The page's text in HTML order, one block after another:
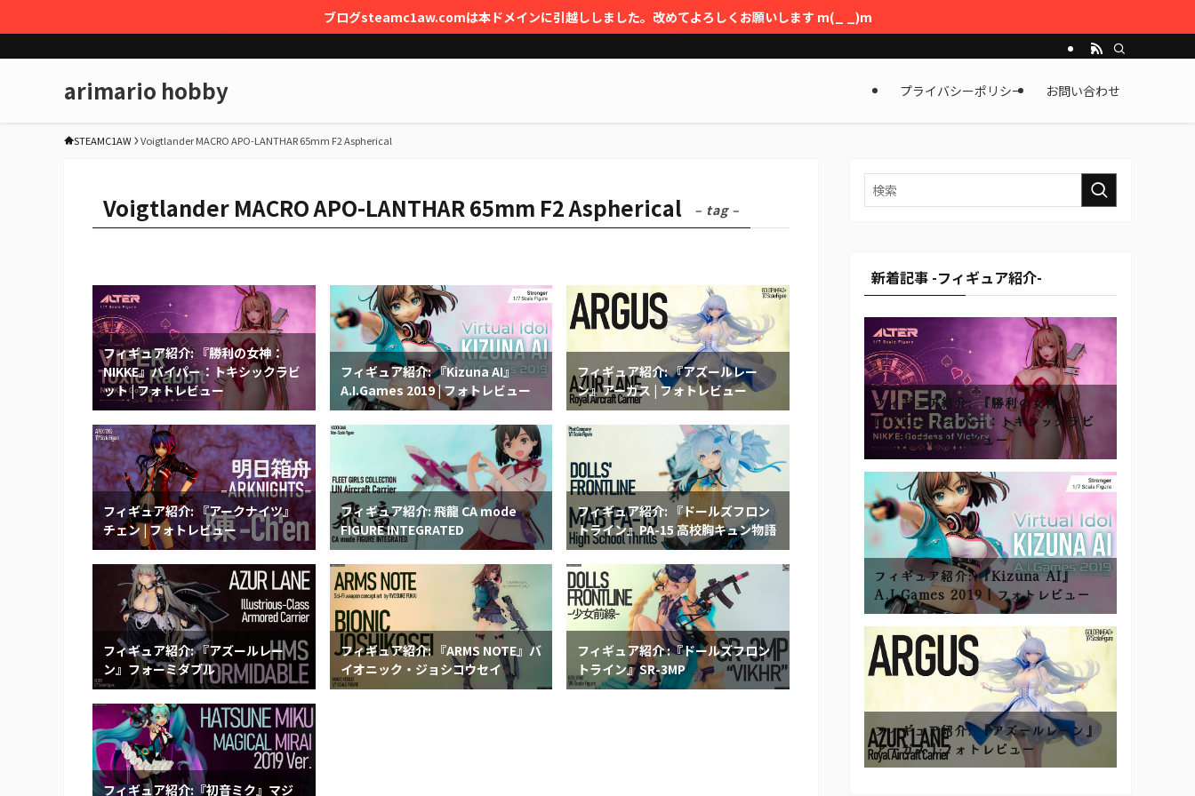
ブログsteamc1aw.comは本ドメインに引越ししました。改めてよろしくお願いします m(_ _)m
arimario hobby プライバシーポリシー お問い合わせ
STEAMC1AW Voigtlander MACRO APO-LANTHAR 65mm F2 Aspherical
Voigtlander MACRO APO-LANTHAR 65mm F2 Aspherical – tag –
フィギュア紹介: 『勝利の女神：
NIKKE』バイパー：トキシックラビ
ット | フォトレビュー
フィギュア紹介: 『Kizuna AI』
A.I.Games 2019 | フォトレビュー
フィギュア紹介: 『アズールレー
ン』アーガス | フォトレビュー
フィギュア紹介: 『アークナイツ』
チェン | フォトレビュー
フィギュア紹介: 飛龍 CA mode
FIGURE INTEGRATED
フィギュア紹介: 『ドールズフロン
トライン』PA-15 高校胸キュン物語
フィギュア紹介: 『アズールレー
ン』フォーミダブル
フィギュア紹介: 『ARMS NOTE』バ
イオニック・ジョシコウセイ
フィギュア紹介 :『ドールズフロン
トライン』SR-3MP
フィギュア紹介:『初音ミク』マジ
新着記事 -フィギュア紹介-
フィギュア紹介: 『勝利の女神：
NIKKE』バイパー：トキシックラビ
ット | フォトレビュー
フィギュア紹介: 『Kizuna AI』
A.I.Games 2019 | フォトレビュー
フィギュア紹介: 『アズールレーン』
アーガス | フォトレビュー